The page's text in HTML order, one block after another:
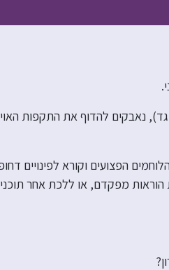
הסדר (דניאל גד), נאבקים להדוף את התקפות
הפצועים וקורא לפינויים
הוראות מפקדם, או ללכת אחר